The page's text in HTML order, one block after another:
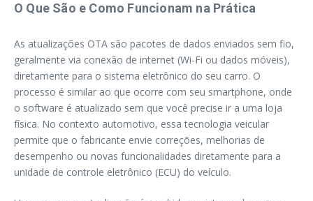
O Que São e Como Funcionam na Prática
As atualizações OTA são pacotes de dados enviados sem fio,
geralmente via conexão de internet (Wi-Fi ou dados móveis),
diretamente para o sistema eletrônico do seu carro. O
processo é similar ao que ocorre com seu smartphone, onde
o software é atualizado sem que você precise ir a uma loja
física. No contexto automotivo, essa tecnologia veicular
permite que o fabricante envie correções, melhorias de
desempenho ou novas funcionalidades diretamente para a
unidade de controle eletrônico (ECU) do veículo.